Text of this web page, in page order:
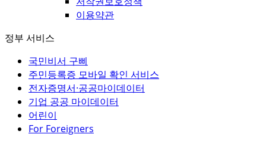
이용약관
정부 서비스
국민비서 구삐
주민등록증 모바일 확인 서비스
전자증명서·공공마이데이터
기업 공공 마이데이터
어린이
For Foreigners